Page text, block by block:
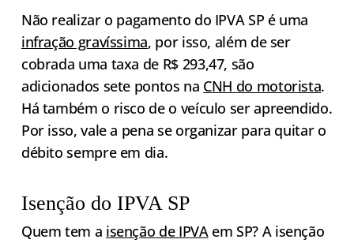
Não realizar o pagamento do IPVA SP é uma
infração gravíssima, por isso, além de ser
cobrada uma taxa de R$ 293,47, são
adicionados sete pontos na CNH do motorista.
Há também o risco de o veículo ser apreendido.
Por isso, vale a pena se organizar para quitar o
débito sempre em dia.
Isenção do IPVA SP
Quem tem a isenção de IPVAem SP? A isenção